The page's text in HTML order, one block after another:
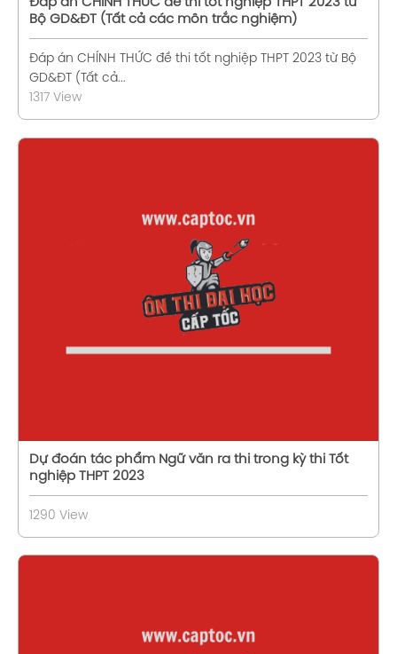
Bộ GD&ĐT (Tất cả các môn trắc nghiệm)
Đáp án CHÍNH THỨC đề thi tốt nghiệp THPT 2023 từ Bộ
GD&ĐT (Tất cả...
1317 View
Xem chi tiết
Dự đoán tác phẩm Ngữ văn ra thi trong kỳ thi Tốt
nghiệp THPT 2023
1290 View